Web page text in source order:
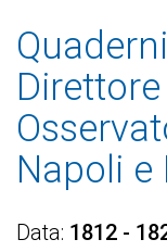
Napoli e
Data 1812 -